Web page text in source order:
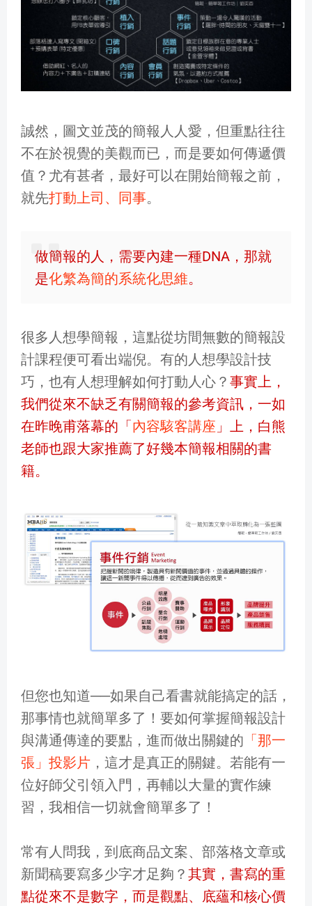
誠然，圖文並茂的簡報人人愛，但重點往往
不在於視覺的美觀而已，而是要如何傳遞價
值？尤有甚者，最好可以在開始簡報之前，
就先打動上司、同事。
做簡報的人，需要內建一種DNA，那就
是化繁為簡的系統化思維。
很多人想學簡報，這點從坊間無數的簡報設
計課程便可看出端倪。有的人想學設計技
巧，也有人想理解如何打動人心？ 事實上，
我們從來不缺乏有關簡報的參考資訊，一如
在昨晚甫落幕的「內容駭客講座 」上，白熊
老師也跟大家推薦了好幾本簡報相關的書
籍。
但您也知道──如果自己看書就能搞定的話，
那事情也就簡單多了！要如何掌握簡報設計
與溝通傳達的要點，進而做出關鍵的 「那一
張」投影片 ，這才是真正的關鍵。若能有一
位好師父引領入門，再輔以大量的實作練
習，我相信一切就會簡單多了！
常有人問我，到底商品文案、部落格文章或
新聞稿要寫多少字才足夠？ 其實，書寫的重
點從來不是數字，而是觀點、底蘊和核心價